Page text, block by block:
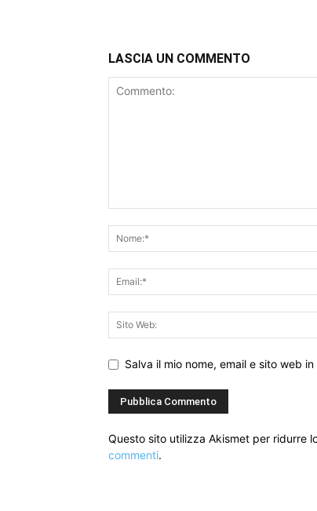
LASCIA UN COMMENTO
Salva il mio nome, email e sito web
Questo sito utilizza Akismet per ridurre
commenti.